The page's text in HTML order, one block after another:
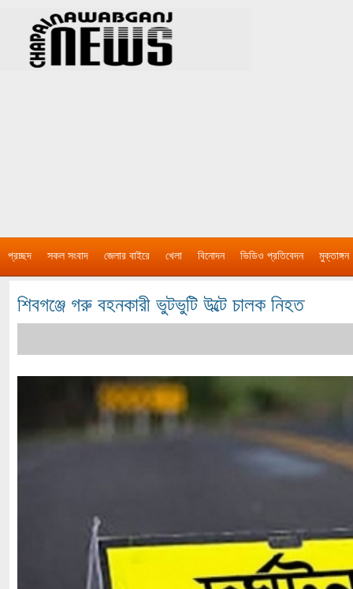
প্রচ্ছদ সকল সংবাদ জেলার বাইরে খেলা বিনোদন ভিডিও প্রতিবেদন মুক্তাঙ্গন
শিবগঞ্জে গরু বহনকারী ভুটভুটি উল্টে চালক নিহত